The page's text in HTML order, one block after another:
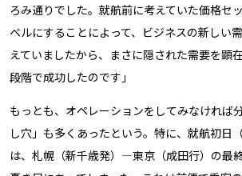
ろみ通りでした。就航前に考えていた価格セ
ベルにすることによって、ビジネスの新しい
えていましたから、まさに隠された需要を顕
段階で成功したのです」
もっとも、オペレーションをしてみなければ
し穴」も多くあったという。特に、就航初日
は、札幌（新千歳発）―東京（成田行）の最